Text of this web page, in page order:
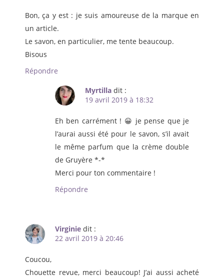
Bon, ça y est : je suis amoureuse de la marque en
un article.
Le savon, en particulier, me tente beaucoup.
Bisous
Répondre
Myrtilla dit :
19 avril 2019 à 18:32
Eh ben carrément ! 😀 je pense que je
l’aurai aussi été pour le savon, s’il avait
le même parfum que la crème double
de Gruyère *-*
Merci pour ton commentaire !
Répondre
Virginie dit :
22 avril 2019 à 20:46
Coucou,
Chouette revue, merci beaucoup! J’ai aussi acheté